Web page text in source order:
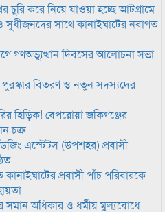
করে নিয়ে যাওয়া হচ্ছে আটগ্রামে
সাথে কানাইঘাটের নবাগত
গণঅভ্যুত্থান দিবসের আলোচনা সভা
পুরস্কার বিতরণ ও নতুন সদস্যদের
হিড়িক! বেপরোয়া জকিগঞ্জের
চক্র
এস্টেটস (উপশহর) প্রবাসী
প্রবাসী পাঁচ পরিবারকে
সমান অধিকার ও ধর্মীয় মুল্যবোধে